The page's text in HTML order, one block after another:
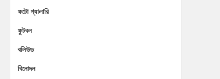
ফটো গ্যালারি
ফুটবল
বলিউড
বিনোদন